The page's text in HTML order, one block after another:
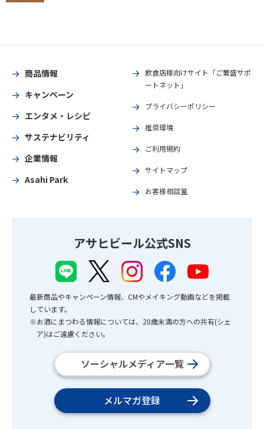
商品情報
キャンペーン
エンタメ・レシピ
サステナビリティ
企業情報
Asahi Park
飲食店様向けサイト「ご繁盛サポ
ートネット」
プライバシーポリシー
推奨環境
ご利用規約
サイトマップ
お客様相談室
アサヒビール公式SNS
最新商品やキャンペーン情報、CMやメイキング動画などを掲載
しています。
※お酒にまつわる情報については、20歳未満の方への共有(シェ
ア)はご遠慮ください。
ソーシャルメディア一覧
メルマガ登録